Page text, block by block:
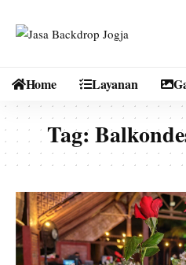
Home Layanan
Tag: